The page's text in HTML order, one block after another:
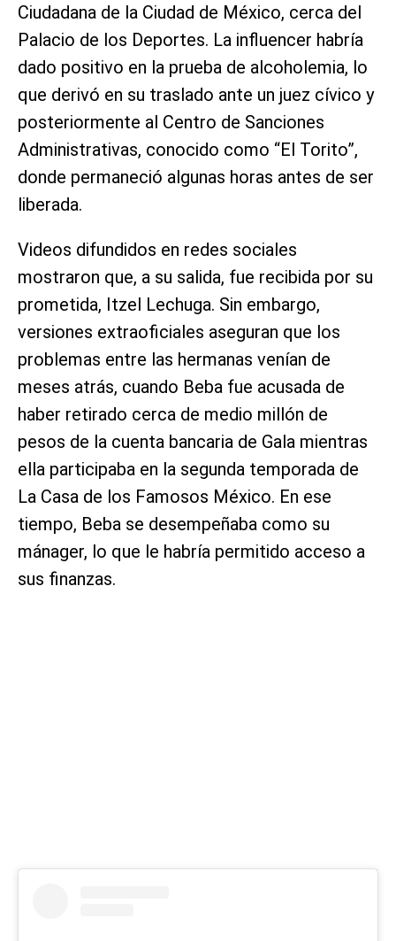
Ciudadana de la Ciudad de México, cerca del
Palacio de los Deportes. La influencer habría
dado positivo en la prueba de alcoholemia, lo
que derivó en su traslado ante un juez cívico y
posteriormente al Centro de Sanciones
Administrativas, conocido como “El Torito”,
donde permaneció algunas horas antes de ser
liberada.
Videos difundidos en redes sociales
mostraron que, a su salida, fue recibida por su
prometida, Itzel Lechuga. Sin embargo,
versiones extraoficiales aseguran que los
problemas entre las hermanas venían de
meses atrás, cuando Beba fue acusada de
haber retirado cerca de medio millón de
pesos de la cuenta bancaria de Gala mientras
ella participaba en la segunda temporada de
La Casa de los Famosos México. En ese
tiempo, Beba se desempeñaba como su
mánager, lo que le habría permitido acceso a
sus finanzas.